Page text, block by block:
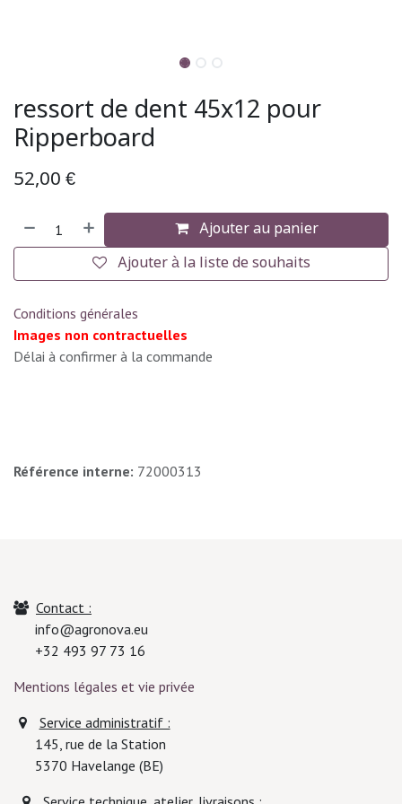
ressort de dent 45x12 pour
Ripperboard
52,00 €
Ajouter au panier
Ajouter à la liste de souhaits
Conditions générales
Images non contractuelles
Délai à confirmer à la commande
Référence interne: 72000313
Contact :
info@agronova.eu
+32 493 97 73 16
Mentions légales et vie privée
Service administratif :
145, rue de la Station
5370 Havelange (BE)